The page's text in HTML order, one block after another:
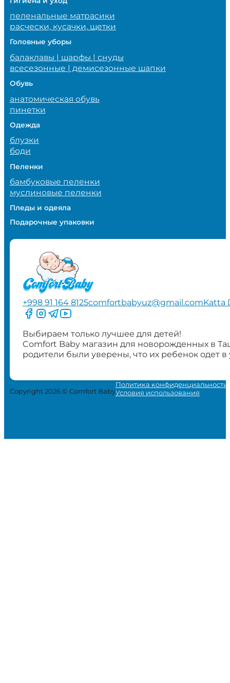
пеленальные матрасики
расчески, кусачки, щетки
Головные уборы
балаклавы | шарфы | снуды
всесезонные | демисезонные шапки
Обувь
анатомическая обувь
пинетки
Одежда
блузки
боди
Пеленки
бамбуковые пеленки
муслиновые пеленки
Пледы и одеяла
Подарочные упаковки
+998 91 164 8125comfortbabyuz@gmail.comKatta
Следите за нами на Facebook
Следите за нами в Instagram
Следите за нами в Telegram
Следите за нами в YouTube
Выбираем только лучшее для детей!
Comfort Baby магазин для новорожденных в
родители были уверены, что их ребенок одет
Copyright 2026 © Comfort Baby
Политика конфиденциальности
Условия использования